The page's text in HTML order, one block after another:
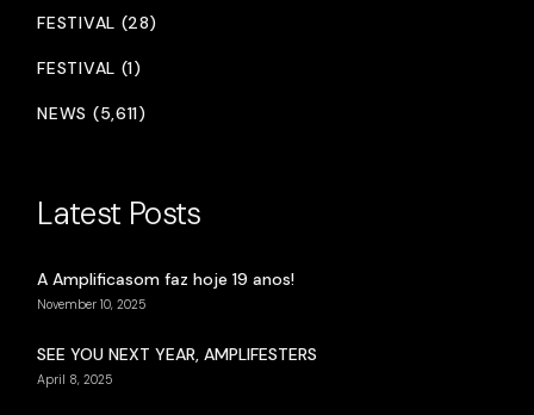
FESTIVAL (28)
FESTIVAL (1)
NEWS (5,611)
Latest Posts
A Amplificasom faz hoje 19 anos!
November 10, 2025
SEE YOU NEXT YEAR, AMPLIFESTERS
April 8, 2025